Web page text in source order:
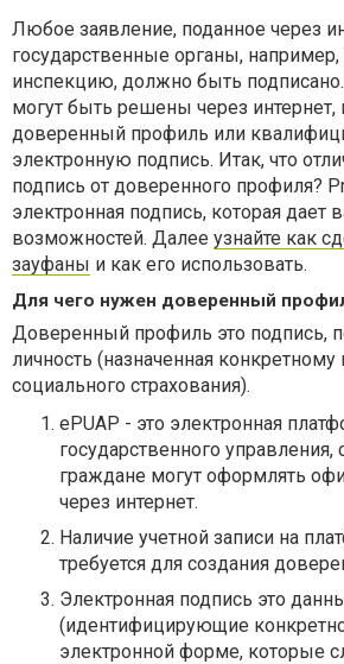
Любое заявление, поданное через
государственные органы,
инспекцию, должно быть
могут быть решены через интернет,
доверенный профиль или
электронную подпись. Итак, что
подпись от доверенного профиля?
электронная подпись, которая дает
возможностей. Далее узнайте как
зауфаны и как его использовать.
Для чего нужен доверенный
Доверенный профиль это подпись,
личность (назначенная
социального страхования).
ePUAP - это электронная
государственного
граждане могут оформлять
через интернет.
Наличие учетной записи на
требуется для создания
Электронная подпись это
(идентифицирующие
электронной форме, которые